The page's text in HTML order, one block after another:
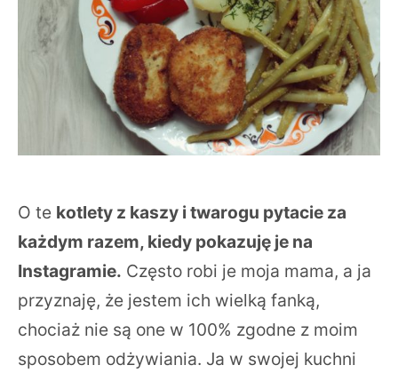
O te kotlety z kaszy i twarogu pytacie za
każdym razem, kiedy pokazuję je na
Instagramie. Często robi je moja mama, a ja
przyznaję, że jestem ich wielką fanką,
chociaż nie są one w 100% zgodne z moim
sposobem odżywiania. Ja w swojej kuchni